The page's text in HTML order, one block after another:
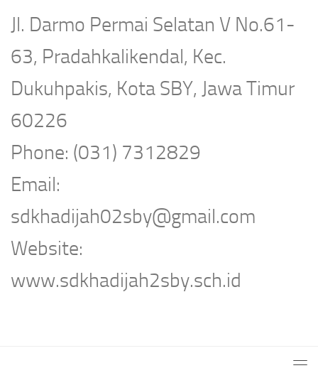
Jl. Darmo Permai Selatan V No.61-
63, Pradahkalikendal, Kec.
Dukuhpakis, Kota SBY, Jawa Timur
60226
Phone: (031) 7312829
Email:
sdkhadijah02sby@gmail.com
Website:
www.sdkhadijah2sby.sch.id